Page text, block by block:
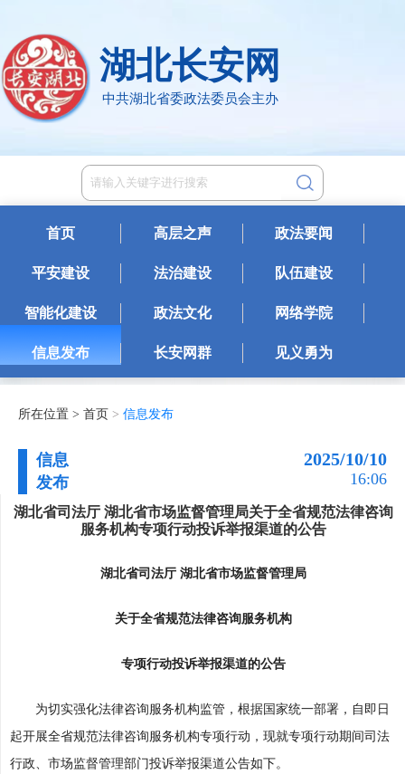
湖北长安网
中共湖北省委政法委员会主办
首页 高层之声 政法要闻
平安建设 法治建设 队伍建设
智能化建设 政法文化 网络学院
信息发布 长安网群 见义勇为
所在位置 > 首页 > 信息发布
信息
发布
2025/10/10
16:06
湖北省司法厅 湖北省市场监督管理局关于全省规范法律咨询
服务机构专项行动投诉举报渠道的公告
湖北省司法厅 湖北省市场监督管理局
关于全省规范法律咨询服务机构
专项行动投诉举报渠道的公告
为切实强化法律咨询服务机构监管，根据国家统一部署，自即日
起开展全省规范法律咨询服务机构专项行动，现就专项行动期间司法
行政、市场监督管理部门投诉举报渠道公告如下。